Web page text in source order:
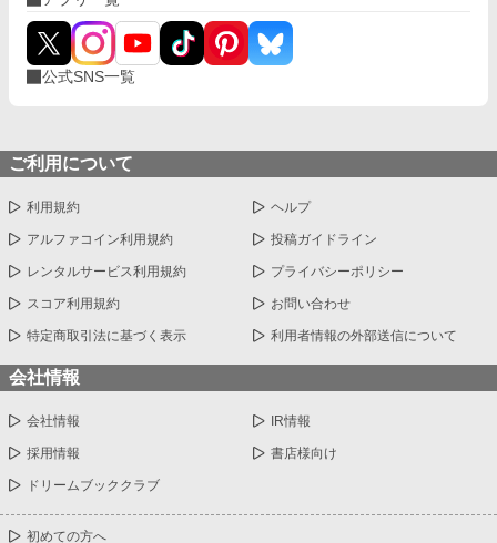
公式SNS一覧
ご利用について
利用規約 ヘルプ
アルファコイン利用規約 投稿ガイドライン
レンタルサービス利用規約 プライバシーポリシー
スコア利用規約 お問い合わせ
特定商取引法に基づく表示 利用者情報の外部送信について
会社情報
会社情報 IR情報
採用情報 書店様向け
ドリームブッククラブ
初めての方へ